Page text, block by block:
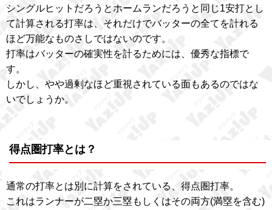
シングルヒットだろうとホームランだろうと同じ1安打とし
て計算される打率は、それだけでバッターの全てを計れる
ほど万能なものさしではないのです。
打率はバッターの確実性を計るためには、優秀な指標で
す。
しかし、やや過剰なほど重視されている面もあるのではな
いでしょうか。
得点圏打率とは？
通常の打率とは別に計算をされている、得点圏打率。
これはランナーが二塁か三塁もしくはその両方(満塁を含む)